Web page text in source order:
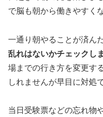
で脳も朝から働きやすく
一通り朝やることが済ん
乱れはないかチェックし
場までの行き方を変更す
しれませんが早目に対処
当日受験票などの忘れ物